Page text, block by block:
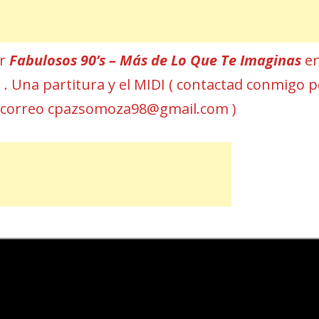
Fabulosos 90’s – Más de Lo Que Te Imaginas
Una partitura y el MIDI ( contactad conmigo
cpazsomoza98@gmail.com )